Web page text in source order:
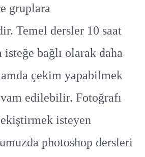
gruplara
Temel dersler 10 saat
isteğe bağlı olarak daha
çekim yapabilmek
edilebilir. Fotoğrafı
isteyen
photoshop dersleri